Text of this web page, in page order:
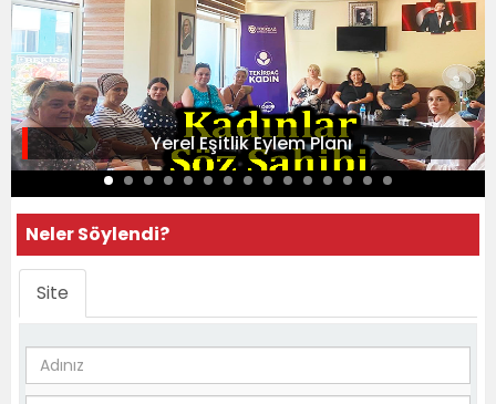
Yerel Eşitlik Eylem Planı
Neler Söylendi?
Site